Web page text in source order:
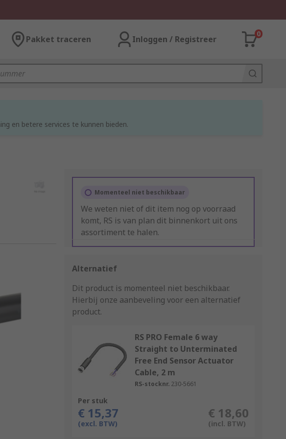
Pakket traceren Inloggen / Registreer
0
en betere services te kunnen bieden.
Momenteel niet beschikbaar
We weten niet of dit item nog op voorraad
komt, RS is van plan dit binnenkort uit ons
assortiment te halen.
Alternatief
Dit product is momenteel niet beschikbaar.
Hierbij onze aanbeveling voor een alternatief
product.
RS PRO Female 6 way
Straight to Unterminated
Free End Sensor Actuator
Cable, 2 m
RS-stocknr. 230-5661
Per stuk
€ 15,37
(excl. BTW)
€ 18,60
(incl. BTW)